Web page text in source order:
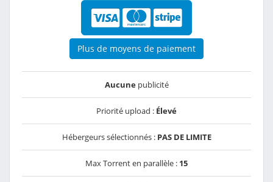
Plus de moyens de paiement
Aucunepublicité
Priorité upload : Élevé
Hébergeurs sélectionnés : PAS DE LIMITE
Max Torrent en parallèle : 15